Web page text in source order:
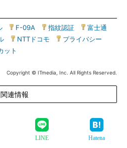
F-09A 指紋認証 富士通
NTTドコモ プライバシー
ット
Copyright © ITmedia, Inc. All Rights Reserved.
関連情報
LINE Hatena